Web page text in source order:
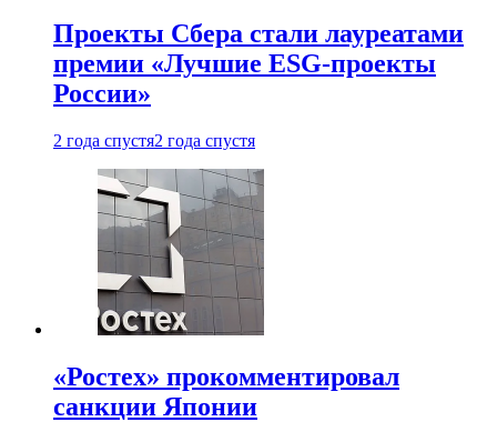
Проекты Сбера стали лауреатами
премии «Лучшие ESG-проекты
России»
2 года спустя2 года спустя
«Ростех» прокомментировал
санкции Японии